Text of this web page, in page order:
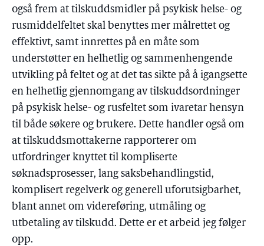
også frem at tilskuddsmidler på psykisk helse- og
rusmiddelfeltet skal benyttes mer målrettet og
effektivt, samt innrettes på en måte som
understøtter en helhetlig og sammenhengende
utvikling på feltet og at det tas sikte på å igangsette
en helhetlig gjennomgang av tilskuddsordninger
på psykisk helse- og rusfeltet som ivaretar hensyn
til både søkere og brukere. Dette handler også om
at tilskuddsmottakerne rapporterer om
utfordringer knyttet til kompliserte
søknadsprosesser, lang saksbehandlingstid,
komplisert regelverk og generell uforutsigbarhet,
blant annet om videreføring, utmåling og
utbetaling av tilskudd. Dette er et arbeid jeg følger
opp.